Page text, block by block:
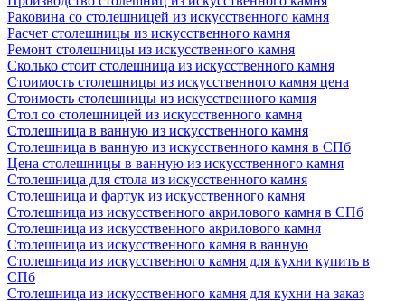
Раковина со столешницей из искусственного камня
Расчет столешницы из искусственного камня
Ремонт столешницы из искусственного камня
Сколько стоит столешница из искусственного камня
Стоимость столешницы из искусственного камня цена
Стоимость столешницы из искусственного камня
Стол со столешницей из искусственного камня
Столешница в ванную из искусственного камня
Столешница в ванную из искусственного камня в СПб
Цена столешницы в ванную из искусственного камня
Столешница для стола из искусственного камня
Столешница и фартук из искусственного камня
Столешница из искусственного акрилового камня в СПб
Столешница из искусственного акрилового камня
Столешница из искусственного камня в ванную
Столешница из искусственного камня для кухни купить в
СПб
Столешница из искусственного камня для кухни на заказ